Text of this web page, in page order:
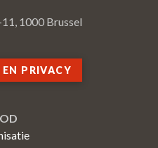
1000 Brussel
PRIVACY